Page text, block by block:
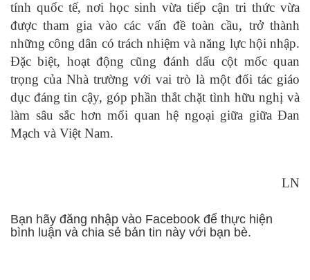
tính quốc tế, nơi học sinh vừa tiếp cận tri thức vừa
được tham gia vào các vấn đề toàn cầu, trở thành
những công dân có trách nhiệm và năng lực hội nhập.
Đặc biệt, hoạt động cũng đánh dấu cột mốc quan
trọng của Nhà trường với vai trò là một đối tác giáo
dục đáng tin cậy, góp phần thắt chặt tình hữu nghị và
làm sâu sắc hơn mối quan hệ ngoại giữa giữa Đan
Mạch và Việt Nam.
LN
Bạn hãy đăng nhập vào Facebook để thực hiện
bình luận và chia sẻ bản tin này với bạn bè.